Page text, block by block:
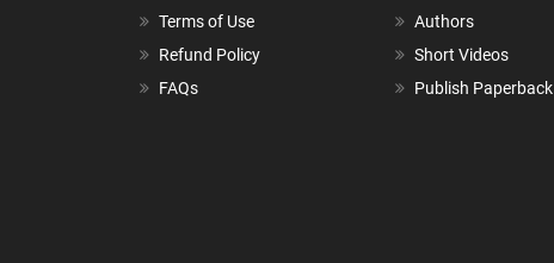
Terms of Use
Refund Policy
FAQs
Authors
Short Videos
Publish Paperback